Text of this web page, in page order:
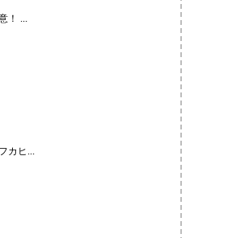
！ ...
カヒ...